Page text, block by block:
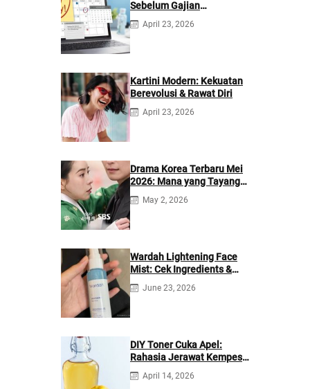
Sebelum Gajian
Berikutnya
April 23, 2026
Kartini Modern: Kekuatan
Berevolusi & Rawat Diri
April 23, 2026
Drama Korea Terbaru Mei
2026: Mana yang Tayang
di Netflix?
May 2, 2026
Wardah Lightening Face
Mist: Cek Ingredients &
Manfaatnya
June 23, 2026
DIY Toner Cuka Apel:
Rahasia Jerawat Kempes
dalam 2 Hari!
April 14, 2026